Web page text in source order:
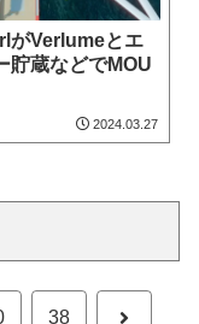
がVerlumeとエ
貯蔵などでMOU
2024.03.27
38 次